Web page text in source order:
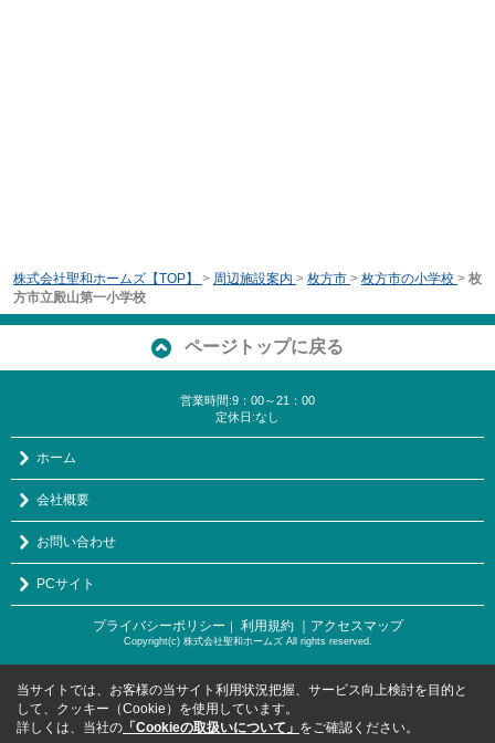
株式会社聖和ホームズ【TOP】 > 周辺施設案内 > 枚方市 > 枚方市の小学校 > 枚
方市立殿山第一小学校
ページトップに戻る
営業時間:9：00～21：00
定休日:なし
ホーム
会社概要
お問い合わせ
PCサイト
プライバシーポリシー ｜ 利用規約 ｜アクセスマップ
Copyright(c) 株式会社聖和ホームズ All rights reserved.
当サイトでは、お客様の当サイト利用状況把握、サービス向上検討を目的と
して、クッキー（Cookie）を使用しています。
詳しくは、当社の 「Cookieの取扱いについて」 をご確認ください。